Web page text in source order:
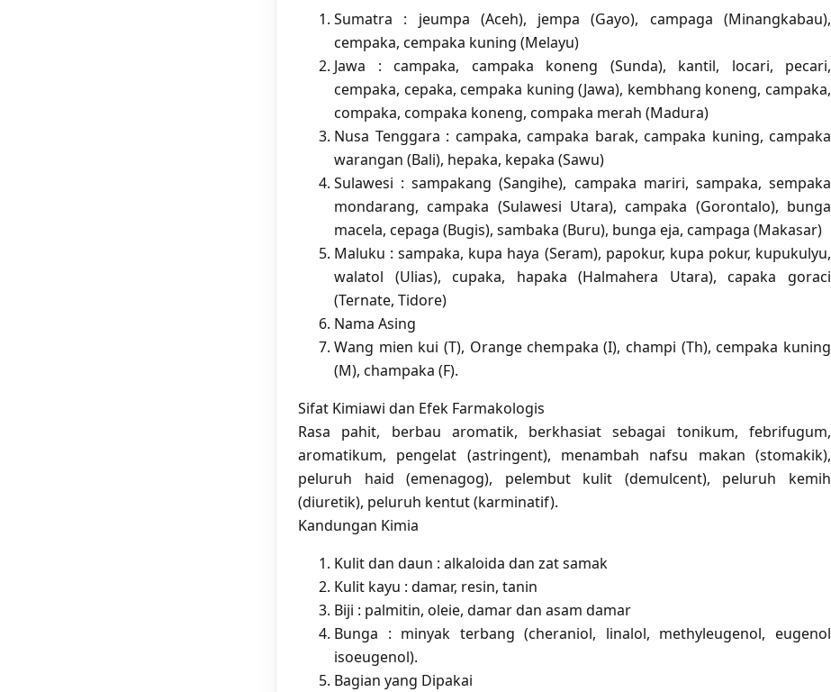
Sumatra : jeumpa (Aceh), jempa (Gayo), campaga (Minangkabau),
cempaka, cempaka kuning (Melayu)
Jawa : campaka, campaka koneng (Sunda), kantil, locari, pecari,
cempaka, cepaka, cempaka kuning (Jawa), kembhang koneng, campaka,
compaka, compaka koneng, compaka merah (Madura)
Nusa Tenggara : campaka, campaka barak, campaka kuning, campaka
warangan (Bali), hepaka, kepaka (Sawu)
Sulawesi : sampakang (Sangihe), campaka mariri, sampaka, sempaka
mondarang, campaka (Sulawesi Utara), campaka (Gorontalo), bunga
macela, cepaga (Bugis), sambaka (Buru), bunga eja, campaga (Makasar)
Maluku : sampaka, kupa haya (Seram), papokur, kupa pokur, kupukulyu,
walatol (Ulias), cupaka, hapaka (Halmahera Utara), capaka goraci
(Ternate, Tidore)
Nama Asing
Wang mien kui (T), Orange chempaka (I), champi (Th), cempaka kuning
(M), champaka (F).
Sifat Kimiawi dan Efek Farmakologis
Rasa pahit, berbau aromatik, berkhasiat sebagai tonikum, febrifugum,
aromatikum, pengelat (astringent), menambah nafsu makan (stomakik),
peluruh haid (emenagog), pelembut kulit (demulcent), peluruh kemih
(diuretik), peluruh kentut (karminatif).
Kandungan Kimia
Kulit dan daun : alkaloida dan zat samak
Kulit kayu : damar, resin, tanin
Biji : palmitin, oleie, damar dan asam damar
Bunga : minyak terbang (cheraniol, linalol, methyleugenol, eugenol
isoeugenol).
Bagian yang Dipakai